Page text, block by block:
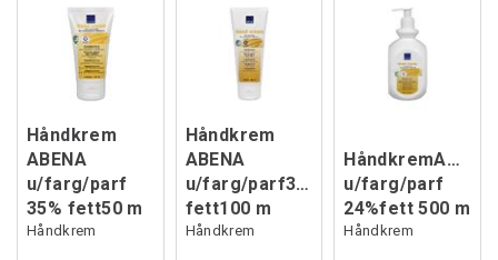
Håndkrem
ABENA
u/farg/parf
35% fett50 m
Håndkrem
Håndkrem
ABENA
u/farg/parf35%
fett100 m
Håndkrem
HåndkremABENA
u/farg/parf
24%fett 500 m
Håndkrem